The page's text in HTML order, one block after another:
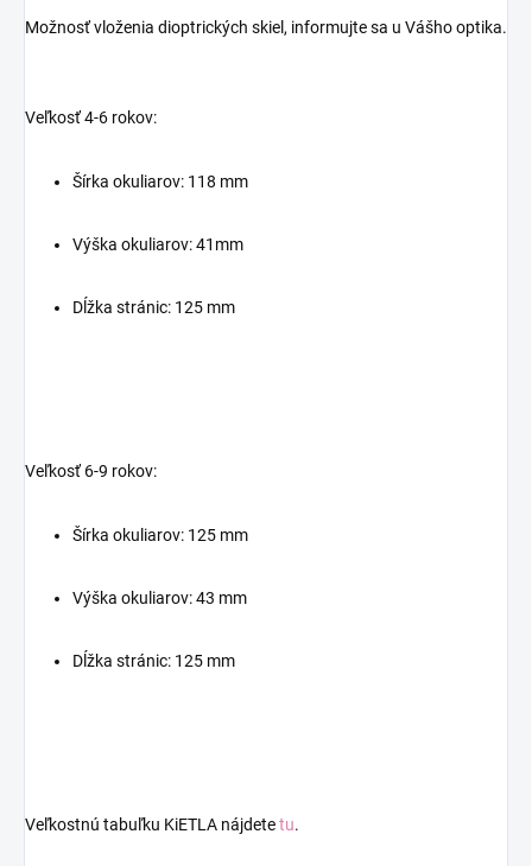
Možnosť vloženia dioptrických skiel, informujte sa u Vášho optika.
Veľkosť 4-6 rokov:
Šírka okuliarov: 118 mm
Výška okuliarov: 41mm
Dĺžka stránic: 125 mm
Veľkosť 6-9 rokov:
Šírka okuliarov: 125 mm
Výška okuliarov: 43 mm
Dĺžka stránic: 125 mm
Veľkostnú tabuľku KiETLA nájdetetu.